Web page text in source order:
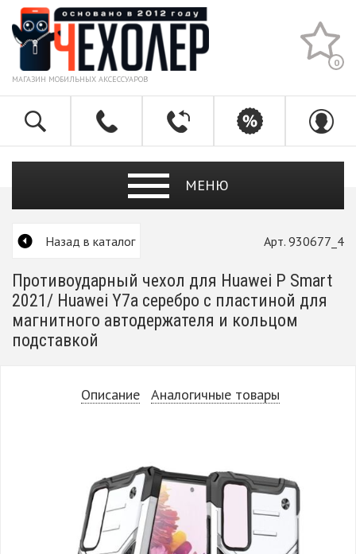
МАГАЗИН МОБИЛЬНЫХ АКСЕССУАРОВ
0
МЕНЮ
Назад в каталог Арт. 930677_4
Противоударный чехол для Huawei P Smart
2021/ Huawei Y7a серебро с пластиной для
магнитного автодержателя и кольцом
подставкой
Описание Аналогичные товары